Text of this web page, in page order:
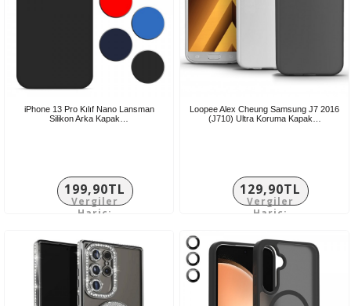
iPhone 13 Pro Kılıf Nano Lansman
Silikon Arka Kapak…
199,90TL
Vergiler
Hariç:
Loopee Alex Cheung Samsung J7 2016
(J710) Ultra Koruma Kapak…
129,90TL
Vergiler
Hariç: